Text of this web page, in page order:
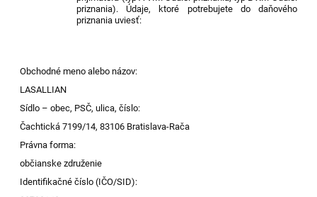
priznania).
Údaje, ktoré potrebujete do daňového
priznania uviesť:
Obchodné meno alebo názov:
LASALLIAN
Sídlo – obec, PSČ, ulica, číslo:
Čachtická 7199/14, 83106 Bratislava-Rača
Právna forma:
občianske združenie
Identifikačné číslo (IČO/SID):